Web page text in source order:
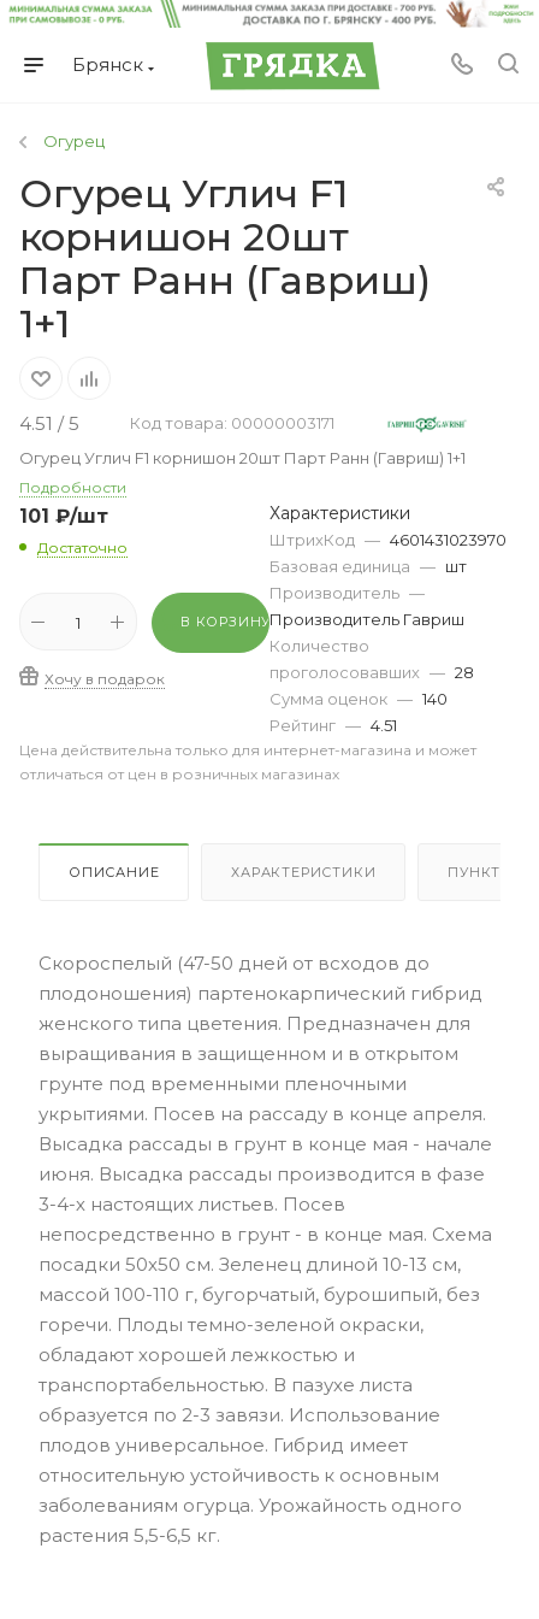
Брянск
Огурец
Огурец Углич F1
корнишон 20шт
Парт Ранн (Гавриш)
1+1
4.51 / 5
Код товара: 00000003171
Огурец Углич F1 корнишон 20шт Парт Ранн (Гавриш) 1+1
Подробности
101 ₽/шт
Достаточно
В КОРЗИНУ
Хочу в подарок
Характеристики
ШтрихКод — 4601431023970
Базовая единица — шт
Производитель —
Производитель Гавриш
Количество
проголосовавших — 28
Сумма оценок — 140
Рейтинг — 4.51
Цена действительна только для интернет-магазина и может
отличаться от цен в розничных магазинах
ОПИСАНИЕ ХАРАКТЕРИСТИКИ ПУНКТЫ
Скороспелый (47-50 дней от всходов до
плодоношения) партенокарпический гибрид
женского типа цветения. Предназначен для
выращивания в защищенном и в открытом
грунте под временными пленочными
укрытиями. Посев на рассаду в конце апреля.
Высадка рассады в грунт в конце мая - начале
июня. Высадка рассады производится в фазе
3-4-х настоящих листьев. Посев
непосредственно в грунт - в конце мая. Схема
посадки 50х50 см. Зеленец длиной 10-13 см,
массой 100-110 г, бугорчатый, бурошипый, без
горечи. Плоды темно-зеленой окраски,
обладают хорошей лежкостью и
транспортабельностью. В пазухе листа
образуется по 2-3 завязи. Использование
плодов универсальное. Гибрид имеет
относительную устойчивость к основным
заболеваниям огурца. Урожайность одного
растения 5,5-6,5 кг.